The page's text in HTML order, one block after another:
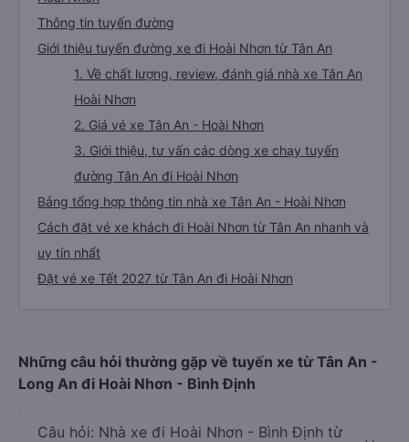
Thông tin tuyến đường
Giới thiệu tuyến đường xe đi Hoài Nhơn từ Tân An
1. Về chất lượng, review, đánh giá nhà xe Tân An
Hoài Nhơn
2. Giá vé xe Tân An - Hoài Nhơn
3. Giới thiệu, tư vấn các dòng xe chạy tuyến
đường Tân An đi Hoài Nhơn
Bảng tổng hợp thông tin nhà xe Tân An - Hoài Nhơn
Cách đặt vé xe khách đi Hoài Nhơn từ Tân An nhanh và
uy tín nhất
Đặt vé xe Tết 2027 từ Tân An đi Hoài Nhơn
Những câu hỏi thường gặp về tuyến xe từ Tân An -
Long An đi Hoài Nhơn - Bình Định
Câu hỏi: Nhà xe đi Hoài Nhơn - Bình Định từ